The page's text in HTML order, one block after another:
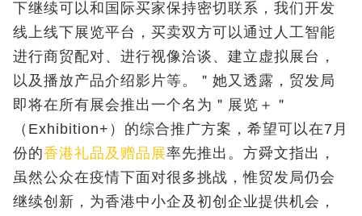
下继续可以和国际买家保持密切联系，我们开发
线上线下展览平台，买卖双方可以通过人工智能
进行商贸配对、进行视像洽谈、建立虚拟展台，
以及播放产品介绍影片等。＂她又透露，贸发局
即将在所有展会推出一个名为＂展览＋＂
（Exhibition+）的综合推广方案，希望可以在7月
份的香港礼品及赠品展率先推出。方舜文指出，
虽然公众在疫情下面对很多挑战，惟贸发局仍会
继续创新，为香港中小企及初创企业提供机会，